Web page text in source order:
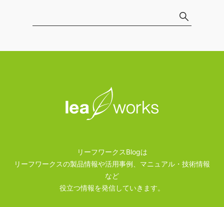
リーフワークスBlogは
リーフワークスの製品情報や活用事例、マニュアル・技術情報
など
役立つ情報を発信していきます。